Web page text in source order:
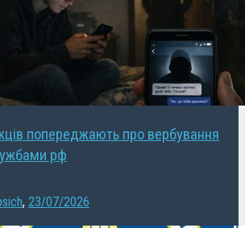
попереджають про вербування
рф
, 23/07/2026